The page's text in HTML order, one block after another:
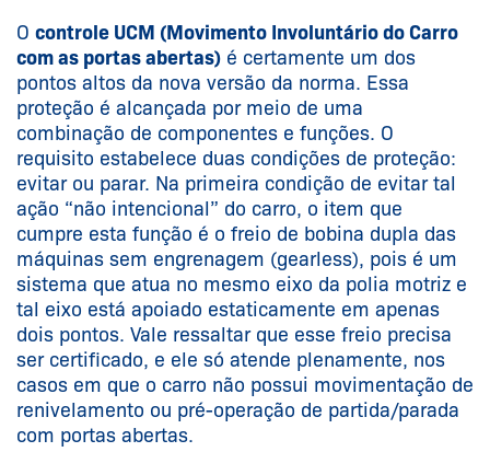
O controle UCM (Movimento Involuntário do Carro
com as portas abertas) é certamente um dos
pontos altos da nova versão da norma. Essa
proteção é alcançada por meio de uma
combinação de componentes e funções. O
requisito estabelece duas condições de proteção:
evitar ou parar. Na primeira condição de evitar tal
ação “não intencional” do carro, o item que
cumpre esta função é o freio de bobina dupla das
máquinas sem engrenagem (gearless), pois é um
sistema que atua no mesmo eixo da polia motriz e
tal eixo está apoiado estaticamente em apenas
dois pontos. Vale ressaltar que esse freio precisa
ser certificado, e ele só atende plenamente, nos
casos em que o carro não possui movimentação de
renivelamento ou pré-operação de partida/parada
com portas abertas.